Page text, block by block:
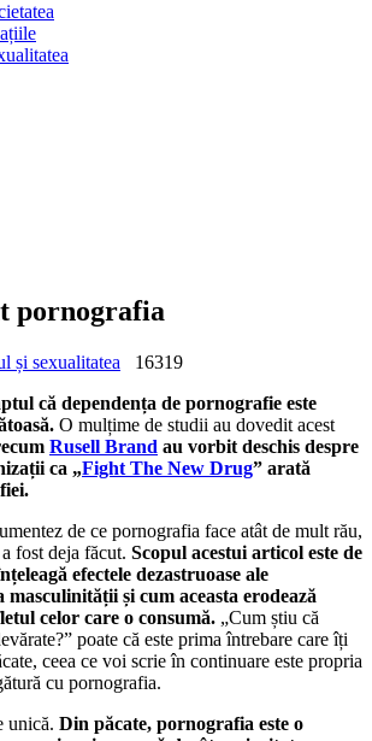
pornografia
și sexualitatea
16319
că dependența de pornografie este
O mulțime de studii au dovedit acest
Rusell Brand au vorbit deschis despre
ca „Fight The New Drug” arată
de ce pornografia face atât de mult rău,
fost deja făcut. Scopul acestui articol este de
efectele dezastruoase ale
și cum aceasta erodează
celor care o consumă. „Cum știu că
poate că este prima întrebare care îți
ceea ce voi scrie în continuare este propria
cu pornografia.
unică. Din păcate, pornografia este o